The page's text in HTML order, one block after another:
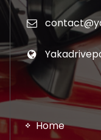
Home